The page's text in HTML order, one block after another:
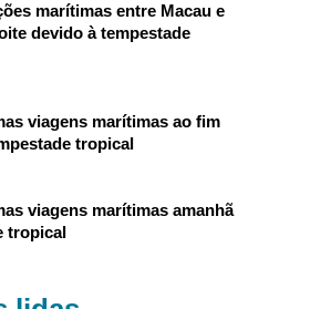
marítimas entre Macau e
devido à tempestade
viagens marítimas ao fim
tropical
viagens marítimas amanhã
tropical